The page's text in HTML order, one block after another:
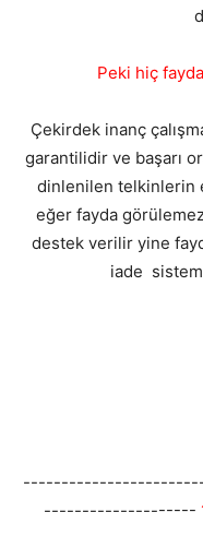
Peki hiç
Çekirdek inanç
garantilidir ve başarı
dinlenilen telkinlerin
eğer fayda
destek verilir yine
iade
--------------------